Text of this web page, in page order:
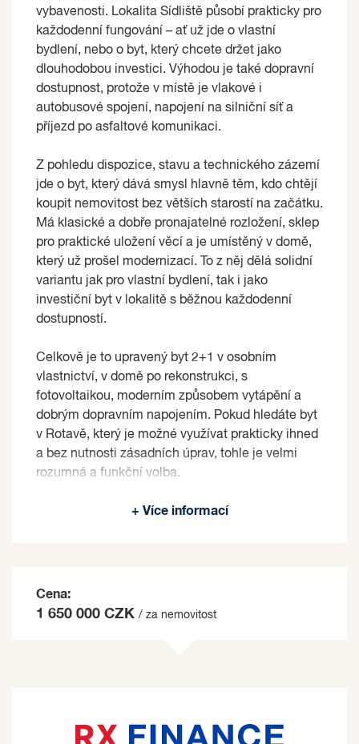
vybavenosti. Lokalita Sídliště působí prakticky pro
každodenní fungování – ať už jde o vlastní
bydlení, nebo o byt, který chcete držet jako
dlouhodobou investici. Výhodou je také dopravní
dostupnost, protože v místě je vlakové i
autobusové spojení, napojení na silniční síť a
příjezd po asfaltové komunikaci.
Z pohledu dispozice, stavu a technického zázemí
jde o byt, který dává smysl hlavně těm, kdo chtějí
koupit nemovitost bez větších starostí na začátku.
Má klasické a dobře pronajatelné rozložení, sklep
pro praktické uložení věcí a je umístěný v domě,
který už prošel modernizací. To z něj dělá solidní
variantu jak pro vlastní bydlení, tak i jako
investiční byt v lokalitě s běžnou každodenní
dostupností.
Celkově je to upravený byt 2+1 v osobním
vlastnictví, v domě po rekonstrukci, s
fotovoltaikou, moderním způsobem vytápění a
dobrým dopravním napojením. Pokud hledáte byt
v Rotavě, který je možné využívat prakticky ihned
a bez nutnosti zásadních úprav, tohle je velmi
rozumná a funkční volba.
na základě jím zvolených kritérií.
+ Více informací
Cena:
1 650 000 CZK / za nemovitost